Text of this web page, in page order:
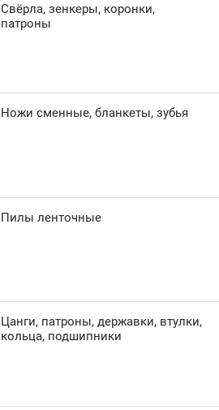
Свёрла, зенкеры, коронки,
патроны
Ножи сменные, бланкеты, зубья
Пилы ленточные
Цанги, патроны, державки, втулки,
кольца, подшипники